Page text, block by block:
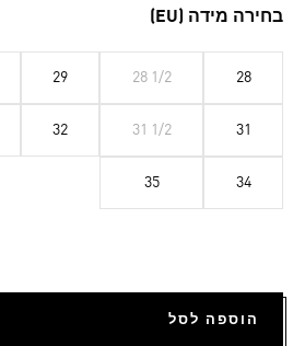
בחירה מידה (EU)
28
28 1/2
29
31
31 1/2
32
34
35
הוספה לסל